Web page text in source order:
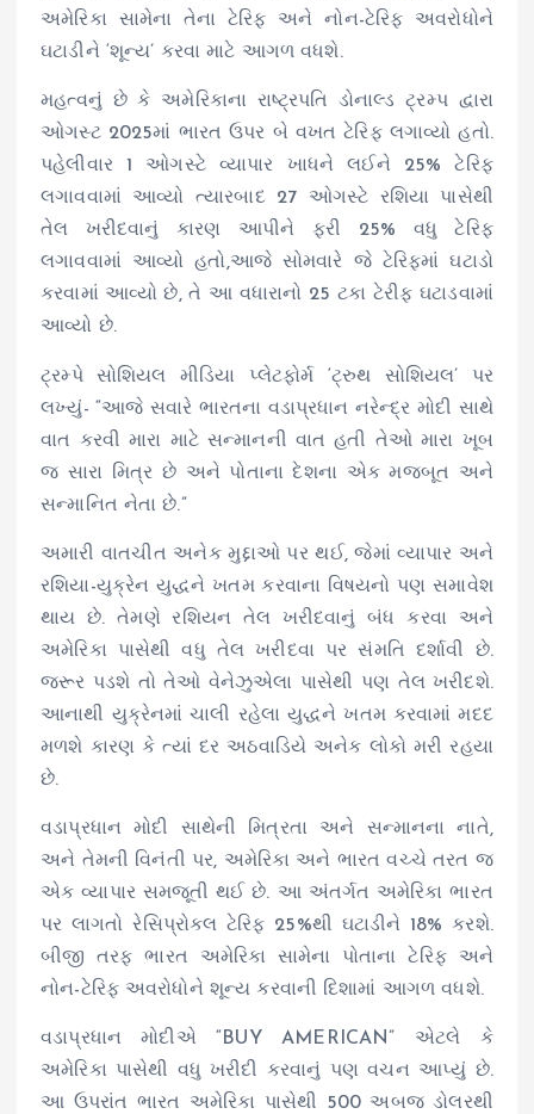
અમેરિકા સામેના તેના ટેરિફ અને નોન-ટેરિફ અવરોધોને
ઘટાડીને ‘શૂન્ય’ કરવા માટે આગળ વધશે.
મહત્વનું છે કે અમેરિકાના રાષ્ટ્રપતિ ડોનાલ્ડ ટ્રમ્પ દ્વારા
ઓગસ્ટ 2025માં ભારત ઉપર બે વખત ટેરિફ લગાવ્યો હતો.
પહેલીવાર 1 ઓગસ્ટે વ્યાપાર ખાધને લઈને 25% ટેરિફ
લગાવવામાં આવ્યો ત્યારબાદ 27 ઓગસ્ટે રશિયા પાસેથી
તેલ ખરીદવાનું કારણ આપીને ફરી 25% વધુ ટેરિફ
લગાવવામાં આવ્યો હતો,આજે સોમવારે જે ટેરિફમાં ઘટાડો
કરવામાં આવ્યો છે, તે આ વધારાનો 25 ટકા ટેરીફ ઘટાડવામાં
આવ્યો છે.
ટ્રમ્પે સોશિયલ મીડિયા પ્લેટફોર્મ ‘ટ્રુથ સોશિયલ’ પર
લખ્યું- “આજે સવારે ભારતના વડાપ્રધાન નરેન્દ્ર મોદી સાથે
વાત કરવી મારા માટે સન્માનની વાત હતી તેઓ મારા ખૂબ
જ સારા મિત્ર છે અને પોતાના દેશના એક મજબૂત અને
સન્માનિત નેતા છે.”
અમારી વાતચીત અનેક મુદ્દાઓ પર થઈ, જેમાં વ્યાપાર અને
રશિયા-યુક્રેન યુદ્ધને ખતમ કરવાના વિષયનો પણ સમાવેશ
થાય છે. તેમણે રશિયન તેલ ખરીદવાનું બંધ કરવા અને
અમેરિકા પાસેથી વધુ તેલ ખરીદવા પર સંમતિ દર્શાવી છે.
જરૂર પડશે તો તેઓ વેનેઝુએલા પાસેથી પણ તેલ ખરીદશે.
આનાથી યુક્રેનમાં ચાલી રહેલા યુદ્ધને ખતમ કરવામાં મદદ
મળશે કારણ કે ત્યાં દર અઠવાડિયે અનેક લોકો મરી રહયા
છે.
વડાપ્રધાન મોદી સાથેની મિત્રતા અને સન્માનના નાતે,
અને તેમની વિનંતી પર, અમેરિકા અને ભારત વચ્ચે તરત જ
એક વ્યાપાર સમજૂતી થઈ છે. આ અંતર્ગત અમેરિકા ભારત
પર લાગતો રેસિપ્રોકલ ટેરિફ 25%થી ઘટાડીને 18% કરશે.
બીજી તરફ ભારત અમેરિકા સામેના પોતાના ટેરિફ અને
નોન-ટેરિફ અવરોધોને શૂન્ય કરવાની દિશામાં આગળ વધશે.
વડાપ્રધાન મોદીએ “BUY AMERICAN” એટલે કે
અમેરિકા પાસેથી વધુ ખરીદી કરવાનું પણ વચન આપ્યું છે.
આ ઉપરાંત ભારત અમેરિકા પાસેથી 500 અબજ ડોલરથી